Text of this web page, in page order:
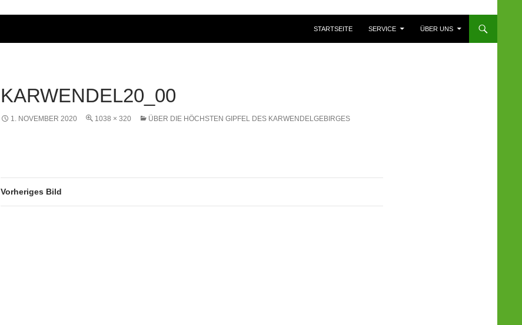
STARTSEITE
SERVICE ÜBER UNS
KARWENDEL20_00
1. NOVEMBER 2020 1038 × 320 ÜBER DIE HÖCHSTEN GIPFEL DES KARWENDELGEBIRGES
Vorheriges Bild